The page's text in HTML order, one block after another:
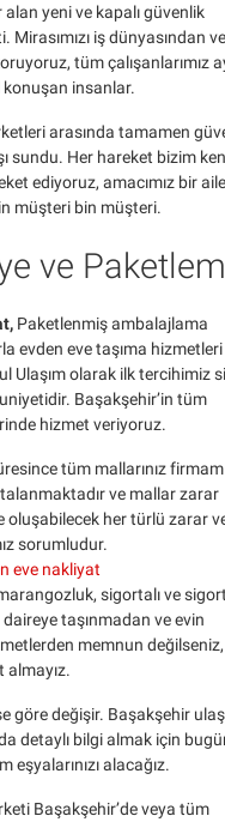
yeni ve kapalı güvenlik
iş dünyasından ve
tüm çalışanlarımız
konuşan insanlar.
arasında tamamen
sundu. Her hareket bizim
ediyoruz, amacımız bir aile
müşteri bin müşteri.
ve
Paketlenmiş ambalajlama
evden eve taşıma hizmetleri
Ulaşım olarak ilk tercihimiz
Başakşehir’in tüm
hizmet veriyoruz.
tüm mallarınız
ve mallar zarar
oluşabilecek her türlü zarar
sorumludur.
sigortalı ve
taşınmadan ve evin
memnun değilseniz,
almayız.
göre değişir. Başakşehir
detaylı bilgi almak için
alacağız.
Başakşehir’de veya tüm